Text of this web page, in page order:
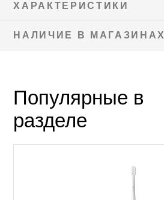
ХАРАКТЕРИСТИКИ
НАЛИЧИЕ В МАГАЗИНАХ
Популярные в
разделе